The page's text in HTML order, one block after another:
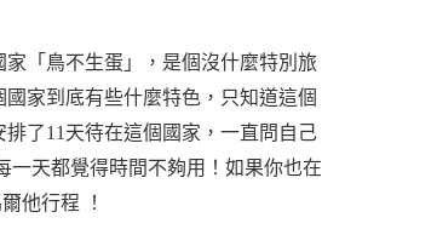
「鳥不生蛋」，是個沒什麼特別旅
家到底有些什麼特色，只知道這個
了11天待在這個國家，一直問自己
一天都覺得時間不夠用！如果你也在
他行程 ！